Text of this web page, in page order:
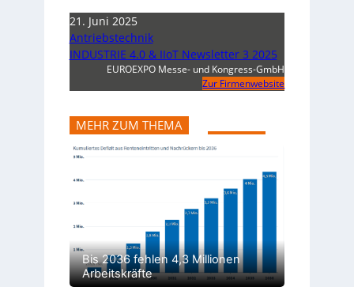
21. Juni 2025
Antriebstechnik
INDUSTRIE 4.0 & IIoT Newsletter 3 2025
EUROEXPO Messe- und Kongress-GmbH
Zur Firmenwebsite
MEHR ZUM THEMA
Bis 2036 fehlen 4,3 Millionen
Arbeitskräfte